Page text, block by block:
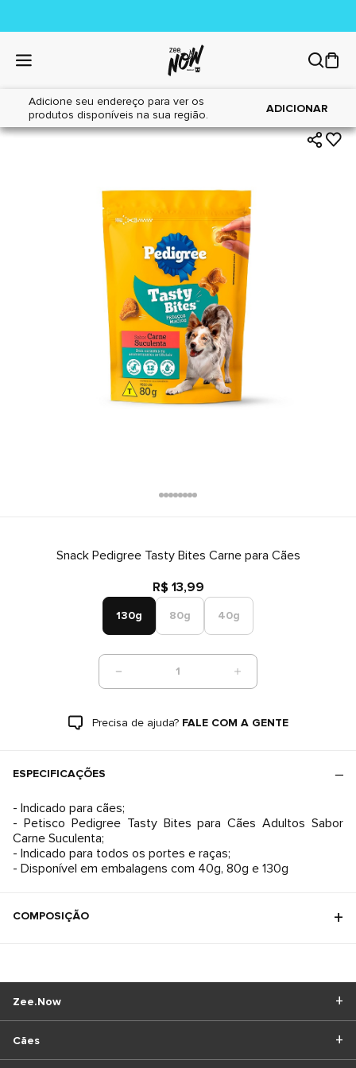
Adicione seu endereço para ver os
produtos disponíveis na sua região.
ADICIONAR
Home|Cães|Petiscos
Snack Pedigree Tasty Bites Carne para Cães
R$ 13,99
130g 80g 40g
1
Precisa de ajuda? FALE COM A GENTE
ESPECIFICAÇÕES
- Indicado para cães;
- Petisco Pedigree Tasty Bites para Cães Adultos Sabor
Carne Suculenta;
- Indicado para todos os portes e raças;
- Disponível em embalagens com 40g, 80g e 130g
COMPOSIÇÃO
Cães
Zee.Now